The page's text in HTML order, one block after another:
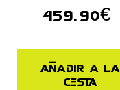
459.90€
Añadir a la
cesta